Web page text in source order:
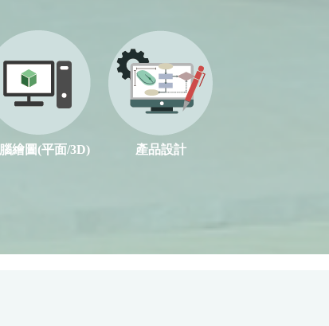
繪圖(平面/3D) 產品設計